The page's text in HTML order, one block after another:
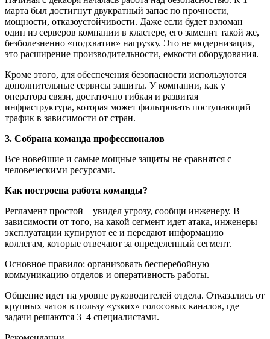
марта был достигнут двукратный запас по прочности,
мощности, отказоустойчивости. Даже если будет взломан
один из серверов компании в кластере, его заменит такой же,
безболезненно «подхватив» нагрузку. Это не модернизация,
это расширение производительности, емкости оборудования.
Кроме этого, для обеспечения безопасности используются
дополнительные сервисы защиты. У компании, как у
оператора связи, достаточно гибкая и развитая
инфраструктура, которая может фильтровать поступающий
трафик в зависимости от стран.
3. Собрана команда профессионалов
Все новейшие и самые мощные защиты не сравнятся с
человеческими ресурсами.
Как построена работа команды?
Регламент простой – увидел угрозу, сообщи инженеру. В
зависимости от того, на какой сегмент идет атака, инженеры
эксплуатации купируют ее и передают информацию
коллегам, которые отвечают за определенный сегмент.
Основное правило: организовать бесперебойную
коммуникацию отделов и оперативность работы.
Общение идет на уровне руководителей отдела. Отказались от
крупных чатов в пользу «узких» голосовых каналов, где
задачи решаются 3–4 специалистами.